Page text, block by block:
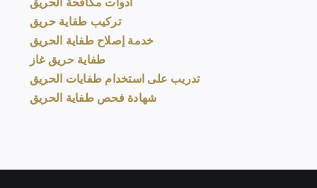
تركيب طفاية حريق
خدمة إصلاح طفاية الحريق
طفاية حريق غاز
تدريب على استخدام طفايات الحريق
شهادة فحص طفاية الحريق